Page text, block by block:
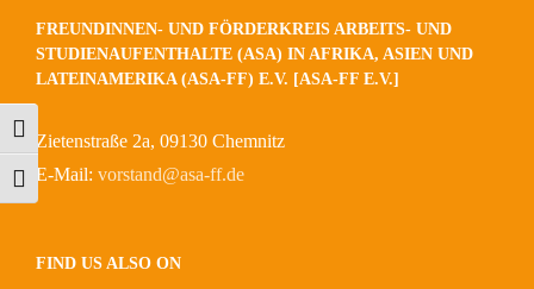
Umschalten auf hohe Kontraste
Schrift vergrößern
FREUNDINNEN- UND FÖRDERKREIS ARBEITS- UND
STUDIENAUFENTHALTE (ASA) IN AFRIKA, ASIEN UND
LATEINAMERIKA (ASA-FF) E.V. [ASA-FF E.V.]
Zietenstraße 2a, 09130 Chemnitz
E-Mail: vorstand@asa-ff.de
FIND US ALSO ON